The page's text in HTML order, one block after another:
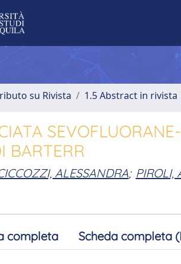
su Rivista 1.5 Abstract in rivista
BARTERR
ALESSANDRA; PIROLI,
completa Scheda completa